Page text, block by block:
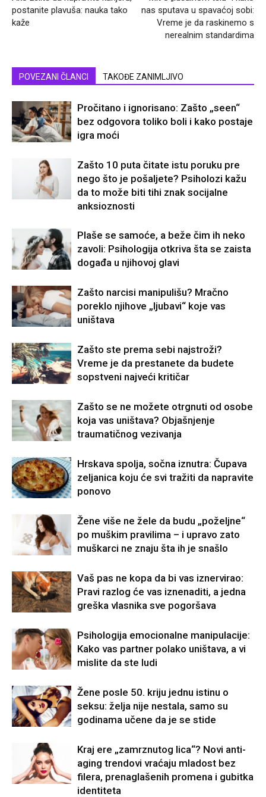
postanite plavuša: nauka tako
kaže
nas sputava u spavaćoj sobi:
Vreme je da raskinemo s
nerealnim standardima
POVEZANI ČLANCI TAKOĐE ZANIMLJIVO
Pročitano i ignorisano: Zašto „seen“
bez odgovora toliko boli i kako postaje
igra moći
Zašto 10 puta čitate istu poruku pre
nego što je pošaljete? Psiholozi kažu
da to može biti tihi znak socijalne
anksioznosti
Plaše se samoće, a beže čim ih neko
zavoli: Psihologija otkriva šta se zaista
događa u njihovoj glavi
Zašto narcisi manipulišu? Mračno
poreklo njihove „ljubavi“ koje vas
uništava
Zašto ste prema sebi najstroži?
Vreme je da prestanete da budete
sopstveni najveći kritičar
Zašto se ne možete otrgnuti od osobe
koja vas uništava? Objašnjenje
traumatičnog vezivanja
Hrskava spolja, sočna iznutra: Čupava
zeljanica koju će svi tražiti da napravite
ponovo
Žene više ne žele da budu „poželjne“
po muškim pravilima – i upravo zato
muškarci ne znaju šta ih je snašlo
Vaš pas ne kopa da bi vas iznervirao:
Pravi razlog će vas iznenaditi, a jedna
greška vlasnika sve pogoršava
Psihologija emocionalne manipulacije:
Kako vas partner polako uništava, a vi
mislite da ste ludi
Žene posle 50. kriju jednu istinu o
seksu: želja nije nestala, samo su
godinama učene da je se stide
Kraj ere „zamrznutog lica“? Novi anti-
aging trendovi vraćaju mladost bez
filera, prenaglašenih promena i gubitka
identiteta